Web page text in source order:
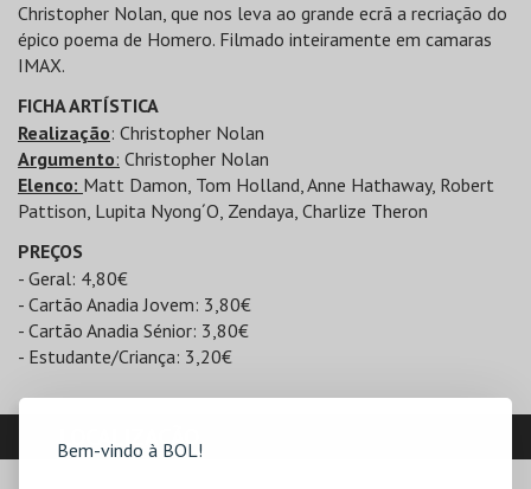
Bem-vindo à BOL!
Christopher Nolan, que nos leva ao grande ecrã a recriação do
épico poema de Homero. Filmado inteiramente em camaras
IMAX.
FICHA ARTÍSTICA
Realização: Christopher Nolan
Argumento: Christopher Nolan
Elenco: Matt Damon, Tom Holland, Anne Hathaway, Robert
Pattison, Lupita Nyong´O, Zendaya, Charlize Theron
PREÇOS
- Geral: 4,80€
- Cartão Anadia Jovem: 3,80€
- Cartão Anadia Sénior: 3,80€
- Estudante/Criança: 3,20€
LOCALIZAÇÃO